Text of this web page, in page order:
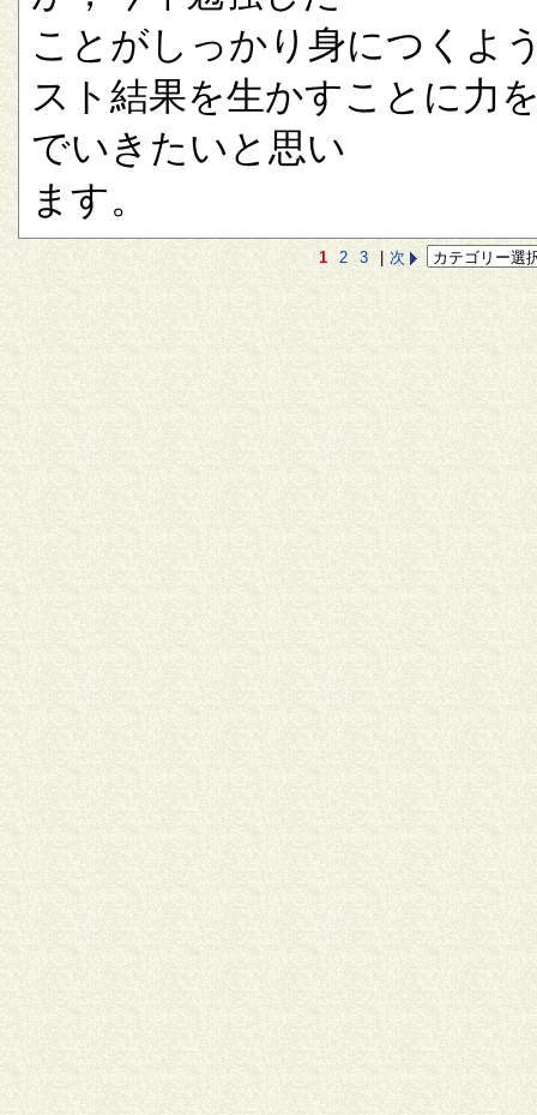
ことがしっかり身につくよ
スト結果を生かすことに力
でいきたいと思い
ます。
1 2 3 次